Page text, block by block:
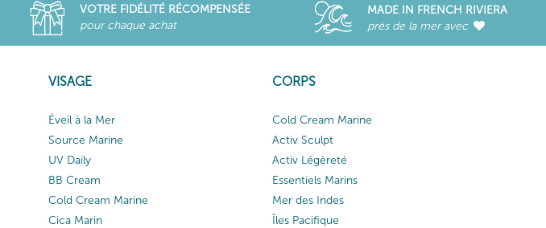
VOTRE FIDÉLITÉ RÉCOMPENSÉE
pour chaque achat
MADE IN FRENCH RIVIERA
près de la mer avec
VISAGE
Éveil à la Mer
Source Marine
UV Daily
BB Cream
Cold Cream Marine
Cica Marin
CORPS
Cold Cream Marine
Activ Sculpt
Activ Légèreté
Essentiels Marins
Mer des Indes
Îles Pacifique